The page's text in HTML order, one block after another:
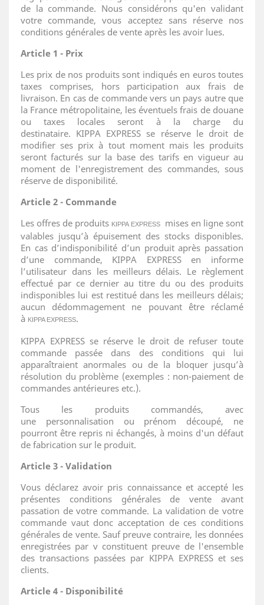
de la commande. Nous considérons qu'en validant
votre commande, vous acceptez sans réserve nos
conditions générales de vente après les avoir lues.
Article 1 - Prix
Les prix de nos produits sont indiqués en euros toutes
taxes comprises, hors participation aux frais de
livraison. En cas de commande vers un pays autre que
la France métropolitaine, les éventuels frais de douane
ou taxes locales seront à la charge du
destinataire. KIPPA EXPRESS se réserve le droit de
modifier ses prix à tout moment mais les produits
seront facturés sur la base des tarifs en vigueur au
moment de l'enregistrement des commandes, sous
réserve de disponibilité.
Article 2 - Commande
Les offres de produits KIPPA EXPRESS
mises en ligne sont
valables jusqu’à épuisement des stocks disponibles.
En cas d’indisponibilité d’un produit après passation
d’une commande, KIPPA EXPRESS en informe
l’utilisateur dans les meilleurs délais. Le règlement
effectué par ce dernier au titre du ou des produits
indisponibles lui est restitué dans les meilleurs délais;
aucun dédommagement ne pouvant être réclamé
à KIPPA EXPRESS.
KIPPA EXPRESS se réserve le droit de refuser toute
commande passée dans des conditions qui lui
apparaîtraient anormales ou de la bloquer jusqu’à
résolution du problème (exemples : non-paiement de
commandes antérieures etc.).
Tous les produits commandés, avec
une personnalisation ou prénom découpé, ne
pourront être repris ni échangés, à moins d'un défaut
de fabrication sur le produit.
Article 3 - Validation
Vous déclarez avoir pris connaissance et accepté les
présentes conditions générales de vente avant
passation de votre commande. La validation de votre
commande vaut donc acceptation de ces conditions
générales de vente. Sauf preuve contraire, les données
enregistrées par v constituent preuve de l'ensemble
des transactions passées par KIPPA EXPRESS et ses
clients.
Article 4 - Disponibilité